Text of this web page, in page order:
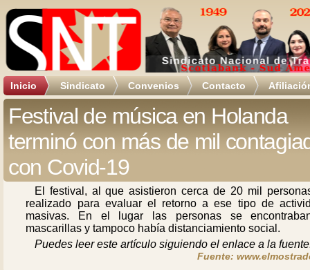
Inicio Sindicato Convenios Contacto
Festival de música en Holanda
terminó con más de mil
con Covid-19
El festival, al que asistieron cerca de 20 mil
realizado para evaluar el retorno a ese tipo de
masivas. En el lugar las personas se
mascarillas y tampoco había distanciamiento social.
Puedes leer este artículo siguiendo el enlace a la
Fuente: